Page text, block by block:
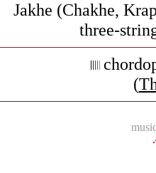
Jakhe (Chakhe,
three-
(